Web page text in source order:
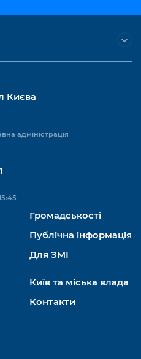
Києва
адміністрація
Громадськості
Публічна інформація
Для ЗМІ
Київ та міська влада
Контакти